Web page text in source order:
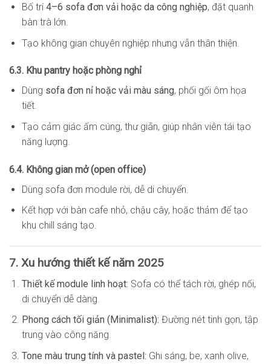
Bố trí4–6 sofa đơn vải hoặc da công nghiệp, đặt quanh
bàn trà lớn.
Tạo không gian chuyên nghiệp nhưng vẫn thân thiện.
6.3. Khu pantry hoặc phòng nghỉ
Dùng sofa đơn nỉ hoặc vải màu sáng, phối gối ôm họa
tiết.
Tạo cảm giác ấm cúng, thư giãn, giúp nhân viên tái tạo
năng lượng.
6.4. Không gian mở (open office)
Dùng sofa đơn module rời, dễ di chuyển.
Kết hợp với bàn cafe nhỏ, chậu cây, hoặc thảm để tạo
khu chill sáng tạo.
7. Xu hướng thiết kế năm 2025
Thiết kế module linh hoạt: Sofa có thể tách rời, ghép nối,
di chuyển dễ dàng.
Phong cách tối giản (Minimalist): Đường nét tinh gọn, tập
trung vào công năng.
Tone màu trung tính và pastel: Ghi sáng, be, xanh olive,